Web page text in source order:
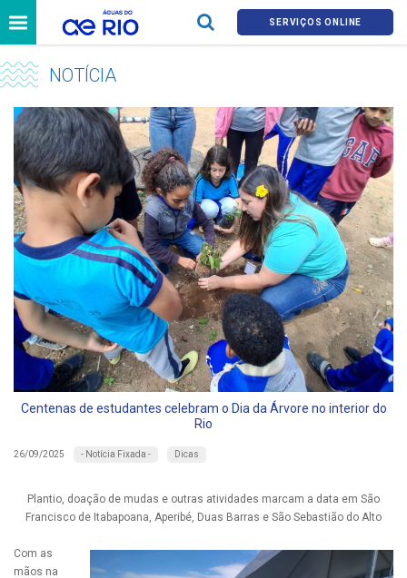
SERVIÇOS ONLINE
NOTÍCIA
Centenas de estudantes celebram o Dia da Árvore no interior do
Rio
26/09/2025 - Notícia Fixada - Dicas
Plantio, doação de mudas e outras atividades marcam a data em São
Francisco de Itabapoana, Aperibé, Duas Barras e São Sebastião do Alto
Com as
mãos na